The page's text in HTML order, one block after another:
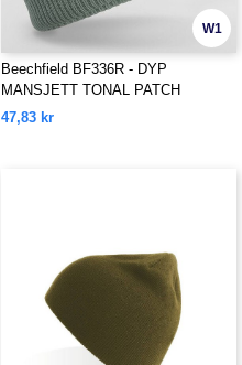
W1
Beechfield BF336R - DYP
MANSJETT TONAL PATCH
BEANIE
47,83 kr